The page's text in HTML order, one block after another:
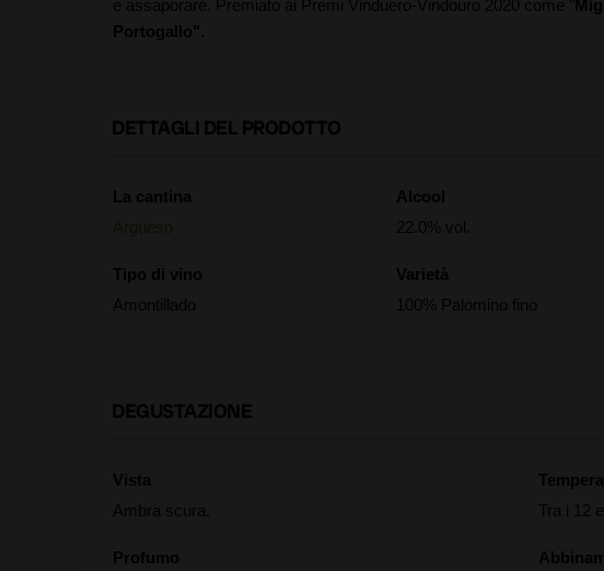
e assaporare. Premiato ai Premi Vinduero-Vindouro 2020 come "
Portogallo".
DETTAGLI DEL PRODOTTO
La cantina
Tipo di vino
Amontillado
Alcool
22.0% vol.
Varietà
100% Palomino fino
DEGUSTAZIONE
Vista
Ambra scura.
Profumo
Tra i 12